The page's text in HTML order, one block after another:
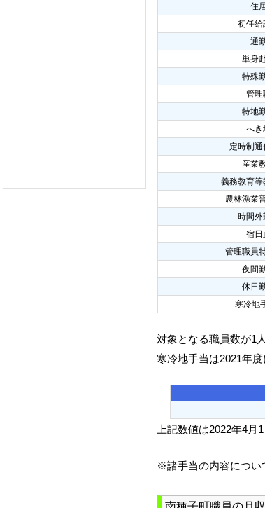
住
初任給
通
単身
特殊
管理
特地
へき
定時制
産業
義務教育等
農林漁業
時間外
宿日
管理職員
夜間
休日
寒冷地
対象となる職員数が1
寒冷地手当は2021年
上記数値は2022年4月
※諸手当の内容につい